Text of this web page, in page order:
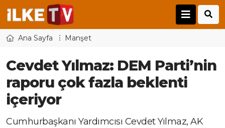
Ana Sayfa Manşet
Cevdet Yılmaz: DEM Parti’nin
raporu çok fazla beklenti
içeriyor
Cumhurbaşkanı Yardımcısı Cevdet Yılmaz, AK